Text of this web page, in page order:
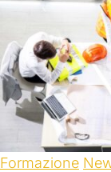
Formazione